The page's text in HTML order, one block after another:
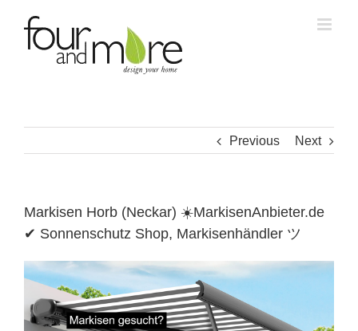
content
Previous Next
Markisen Horb (Neckar) ☀️MarkisenAnbieter.de
✔ Sonnenschutz Shop, Markisenhändler ツ